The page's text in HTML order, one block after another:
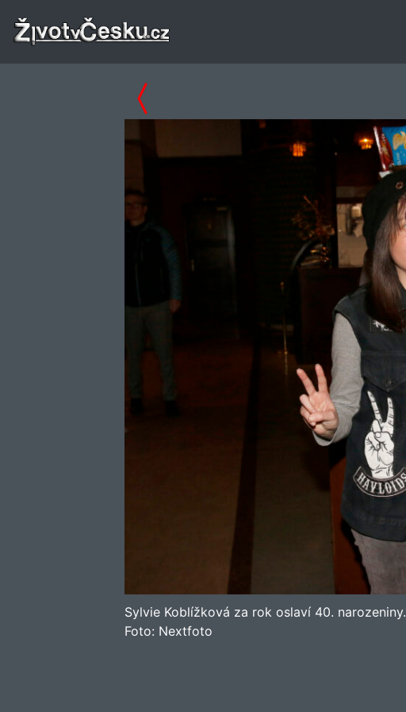
Sylvie Koblížková za rok oslaví 40. narozeniny.
Foto: Nextfoto